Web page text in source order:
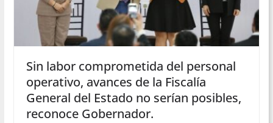
Sin labor comprometida del personal
operativo, avances de la Fiscalía
General del Estado no serían posibles,
reconoce Gobernador.